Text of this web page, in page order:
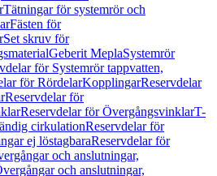
Tätningar för systemrör och
Fästen för
Set skruv för
Geberit MeplaSystemrör
för Systemrör tappvatten,
för RördelarKopplingarReservdelar
Reservdelar för
Reservdelar för ÖvergångsvinklarT-
cirkulationReservdelar för
ej löstagbaraReservdelar för
och anslutningar,
och anslutningar,